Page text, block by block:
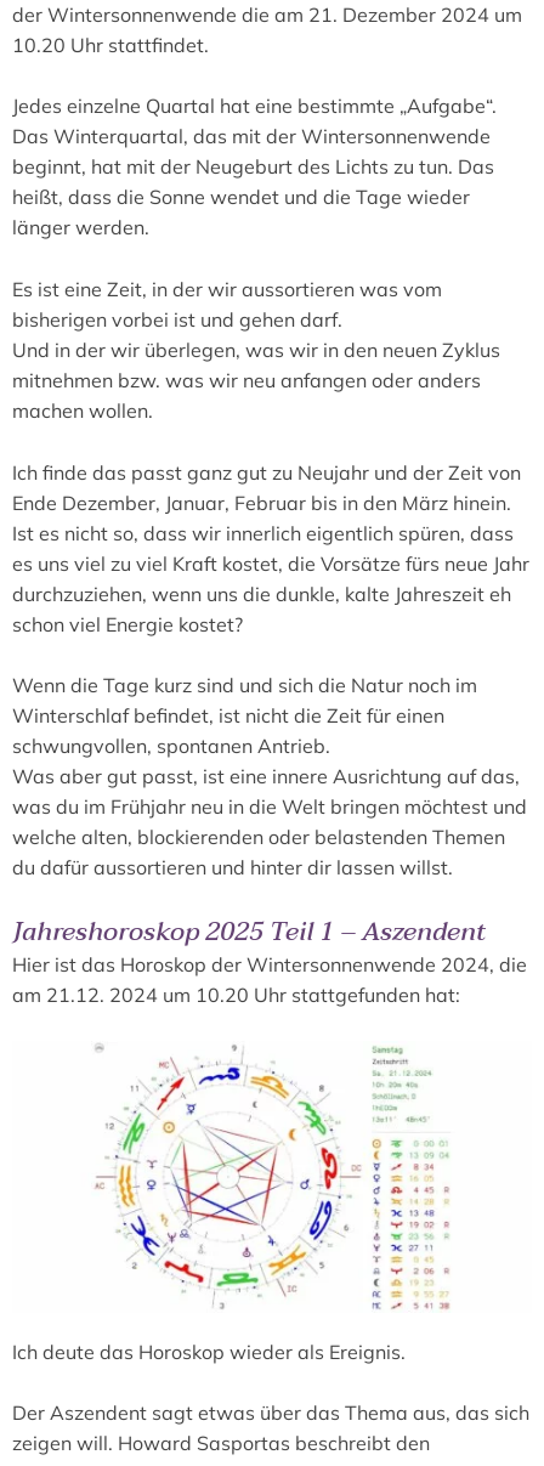
der Wintersonnenwende die am 21. Dezember 2024 um
10.20 Uhr stattfindet.
Jedes einzelne Quartal hat eine bestimmte „Aufgabe“.
Das Winterquartal, das mit der Wintersonnenwende
beginnt, hat mit der Neugeburt des Lichts zu tun. Das
heißt, dass die Sonne wendet und die Tage wieder
länger werden.
Es ist eine Zeit, in der wir aussortieren was vom
bisherigen vorbei ist und gehen darf.
Und in der wir überlegen, was wir in den neuen Zyklus
mitnehmen bzw. was wir neu anfangen oder anders
machen wollen.
Ich finde das passt ganz gut zu Neujahr und der Zeit von
Ende Dezember, Januar, Februar bis in den März hinein.
Ist es nicht so, dass wir innerlich eigentlich spüren, dass
es uns viel zu viel Kraft kostet, die Vorsätze fürs neue Jahr
durchzuziehen, wenn uns die dunkle, kalte Jahreszeit eh
schon viel Energie kostet?
Wenn die Tage kurz sind und sich die Natur noch im
Winterschlaf befindet, ist nicht die Zeit für einen
schwungvollen, spontanen Antrieb.
Was aber gut passt, ist eine innere Ausrichtung auf das,
was du im Frühjahr neu in die Welt bringen möchtest und
welche alten, blockierenden oder belastenden Themen
du dafür aussortieren und hinter dir lassen willst.
Jahreshoroskop 2025 Teil 1 – Aszendent
Hier ist das Horoskop der Wintersonnenwende 2024, die
am 21.12. 2024 um 10.20 Uhr stattgefunden hat:
Ich deute das Horoskop wieder als Ereignis.
Der Aszendent sagt etwas über das Thema aus, das sich
zeigen will. Howard Sasportas beschreibt den